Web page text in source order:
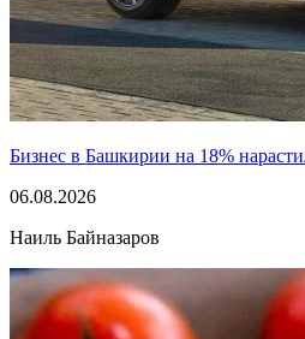
Бизнес в Башкирии на 18%
06.08.2026
Наиль Байназаров